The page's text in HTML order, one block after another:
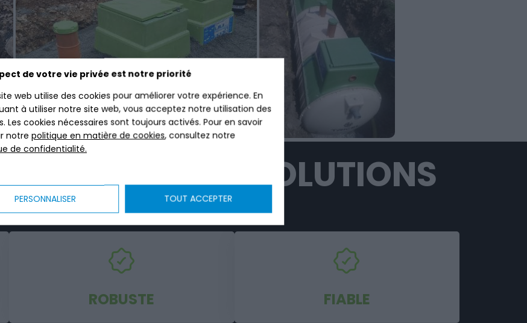
de votre vie privée est notre priorité
web utilise des cookies pour améliorer votre expérience. En
à utiliser notre site web, vous acceptez notre utilisation des
Les cookies nécessaires sont toujours activés. Pour en savoir
notrepolitique en matière de cookies, consultez notre
de confidentialité.
PERSONNALISER TOUT ACCEPTER
COMPLÈTE DE SOLUTIONS
À L'EMPLOI.
ROBUSTE FIABLE